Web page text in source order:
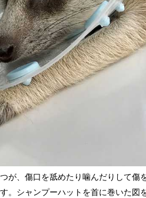
が、傷口を舐めたり噛んだりして傷
。シャンプーハットを首に巻いた図